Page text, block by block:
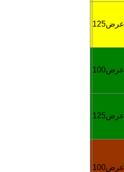
عرض125
عرض100
عرض125
عرض100